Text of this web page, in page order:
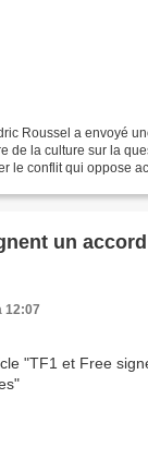
Roussel a envoyé
de la culture sur la
le conflit qui oppose
un
12:07